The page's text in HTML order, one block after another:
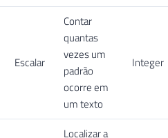
Escalar
Contar
quantas
vezes um
padrão
ocorre em
um texto
Integer
Localizar a